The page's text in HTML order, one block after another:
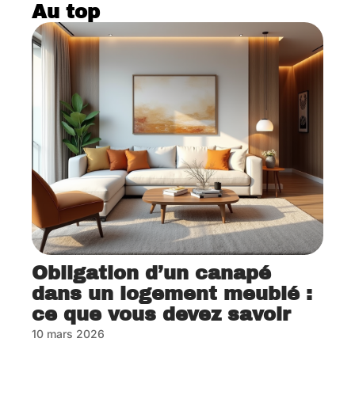
Au top
Obligation d’un canapé
dans un logement meublé :
ce que vous devez savoir
10 mars 2026